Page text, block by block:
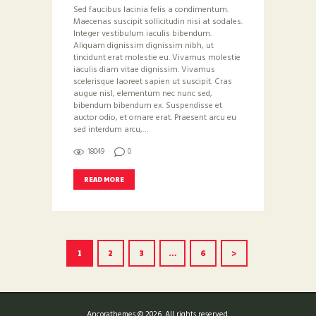
Sed faucibus lacinia felis a condimentum.
Maecenas suscipit sollicitudin nisi at sodales.
Integer vestibulum iaculis bibendum.
Aliquam dignissim dignissim nibh, ut
tincidunt erat molestie eu. Vivamus molestie
iaculis diam vitae dignissim. Vivamus
scelerisque laoreet sapien ut suscipit. Cras
augue nisl, elementum nec nunc sed,
bibendum bibendum ex. Suspendisse et
auctor odio, et ornare erat. Praesent arcu eu
sed interdum arcu,…
18049 0
READ MORE
SIDNUMRERING
FÖR
INLÄGG
PAGE
1 PAGE
2 PAGE
3 … PAGE
6 >